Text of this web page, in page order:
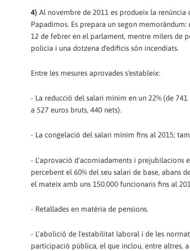
4) Al novembre de 2011 es produeix la
Papadimos. Es prepara un segon
12 de febrer en el parlament, mentre milers de
policia i una dotzena d'edificis són incendiats.
Entre les mesures aprovades s'estableix:
- La reducció del salari mínim en un 22% (de
a 527 euros bruts, 440 nets).
- La congelació del salari mínim fins al 2015;
- L'aprovació d'acomiadaments i prejubilacions
percebent el 60% del seu salari de base, abans
el mateix amb uns 150.000 funcionaris fins al
- Retallades en matèria de pensions.
- L'abolició de l'estabilitat laboral i de les
participació pública, el que inclou, entre altres,